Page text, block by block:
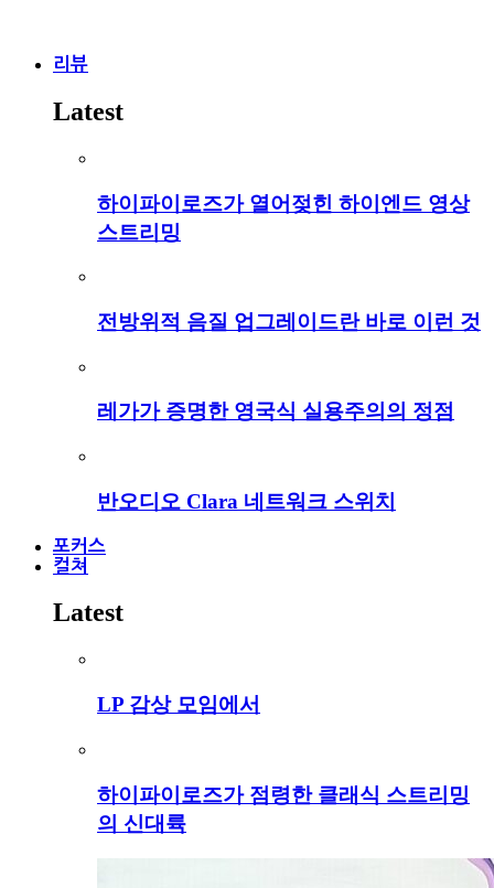
리뷰
Latest
하이파이로즈가 열어젖힌 하이엔드 영상
스트리밍
전방위적 음질 업그레이드란 바로 이런 것
레가가 증명한 영국식 실용주의의 정점
반오디오 Clara 네트워크 스위치
포커스
컬쳐
Latest
LP 감상 모임에서
하이파이로즈가 점령한 클래식 스트리밍
의 신대륙